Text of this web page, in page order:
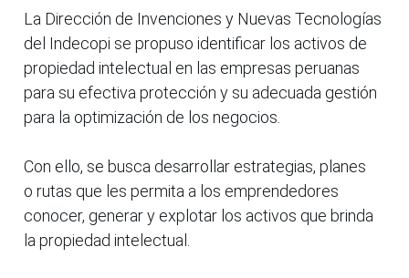
La Dirección de Invenciones y Nuevas Tecnologías
del Indecopi se propuso identificar los activos de
propiedad intelectual en las empresas peruanas
para su efectiva protección y su adecuada gestión
para la optimización de los negocios.
Con ello, se busca desarrollar estrategias, planes
o rutas que les permita a los emprendedores
conocer, generar y explotar los activos que brinda
la propiedad intelectual.